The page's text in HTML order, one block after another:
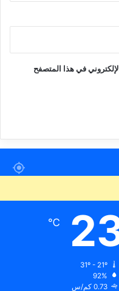
في هذا المتصفح
℃
92%
0.73 كم/س